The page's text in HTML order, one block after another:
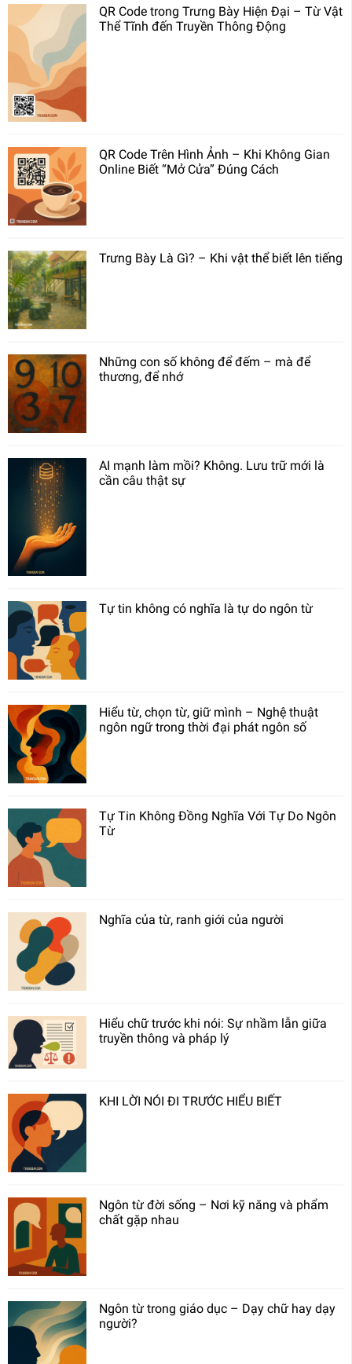
QR Code trong Trưng Bày Hiện Đại – Từ Vật
Thể Tĩnh đến Truyền Thông Động
QR Code Trên Hình Ảnh – Khi Không Gian
Online Biết “Mở Cửa” Đúng Cách
Trưng Bày Là Gì? – Khi vật thể biết lên tiếng
Những con số không để đếm – mà để
thương, để nhớ
AI mạnh làm mồi? Không. Lưu trữ mới là
cần câu thật sự
Tự tin không có nghĩa là tự do ngôn từ
Hiểu từ, chọn từ, giữ mình – Nghệ thuật
ngôn ngữ trong thời đại phát ngôn số
Tự Tin Không Đồng Nghĩa Với Tự Do Ngôn
Từ
Nghĩa của từ, ranh giới của người
Hiểu chữ trước khi nói: Sự nhầm lẫn giữa
truyền thông và pháp lý
KHI LỜI NÓI ĐI TRƯỚC HIỂU BIẾT
Ngôn từ đời sống – Nơi kỹ năng và phẩm
chất gặp nhau
Ngôn từ trong giáo dục – Dạy chữ hay dạy
người?